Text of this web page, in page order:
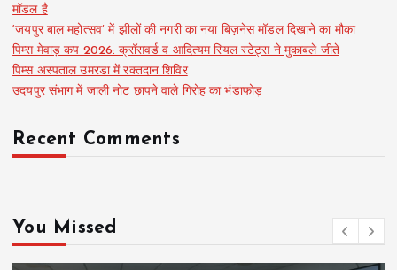
मॉडल है
‘जयपुर बाल महोत्सव’ में झीलों की नगरी का नया बिज़नेस मॉडल दिखाने का मौका
पिम्स मेवाड़ कप 2026: क्रॉसवर्ड व आदित्यम रियल स्टेट्स ने मुकाबले जीते
पिम्स अस्पताल उमरडा में रक्तदान शिविर
उदयपुर संभाग में जाली नोट छापने वाले गिरोह का भंडाफोड़
Recent Comments
You Missed